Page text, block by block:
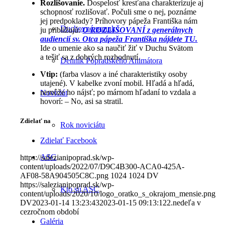
Duchovné ponuky
Denník Popradského Animátora
Noviciát
Rok noviciátu
ASC
Kto sú ASC
Galéria
Rozlišovanie. Dospelosť kresťana charakterizuje aj
schopnosť rozlišovať. Počuli sme o nej, poznáme
jej predpoklady? Príhovory pápeža Františka nám
ju približujú:O ROZLIŠOVANÍ z generálnych
audiencií sv. Otca pápeža Františka nájdete TU.
Ide o umenie ako sa naučiť žiť v Duchu Svätom
a tešiť sa z dobrých rozhodnutí.
Vtip:(farba vlasov a iné charakteristiky osoby
utajené). V kabelke zvoní mobil. Hľadá a hľadá,
nemôže ho nájsť; po márnom hľadaní to vzdala a
hovorí: – No, asi sa stratil.
Zdielať na
Zdielať Facebook
https://salezianipoprad.sk/wp-
content/uploads/2022/07/D9C4B300-ACA0-425A-
AF08-58A904505C8C.png 1024 1024 DV
https://salezianipoprad.sk/wp-
content/uploads/2020/10/logo_oratko_s_okrajom_mensie.png
DV2023-01-14 13:23:432023-01-15 09:13:122.nedeľa v
cezročnom období